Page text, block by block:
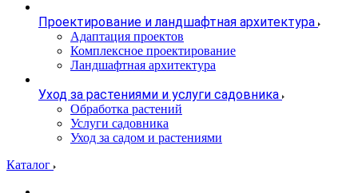
Проектирование и ландшафтная архитектура
Адаптация проектов
Комплексное проектирование
Ландшафтная архитектура
Уход за растениями и услуги садовника
Обработка растений
Услуги садовника
Уход за садом и растениями
Каталог